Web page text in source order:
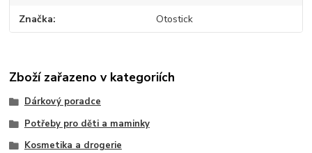
Značka Otostick
Zboží zařazeno v kategoriích
Dárkový poradce
Potřeby pro děti a maminky
Kosmetika a drogerie